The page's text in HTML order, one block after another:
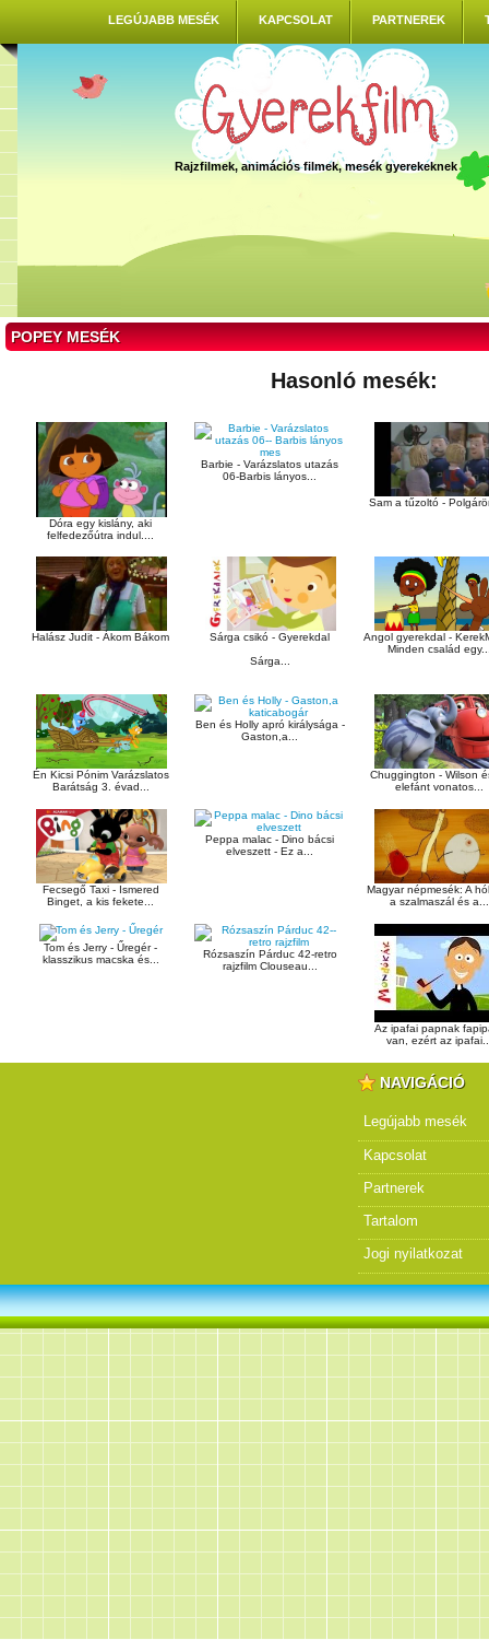
LEGÚJABB MESÉK KAPCSOLAT PARTNEREK
Rajzfilmek, animációs filmek, mesék gyerekeknek
POPEY MESÉK
Hasonló mesék:
Dóra egy kislány, aki
felfedezőútra indul....
Barbie - Varázslatos utazás
06-Barbis lányos...
Sam a tűzoltó -
Halász Judit - Ákom Bákom
Sárga csikó - Gyerekdal
Sárga...
Angol gyerekdal -
Minden család
Én Kicsi Pónim Varázslatos
Barátság 3. évad...
Ben és Holly apró királysága -
Gaston,a...
Chuggington - Wilson
elefánt vonatos...
Fecsegő Taxi - Ismered
Binget, a kis fekete...
Peppa malac - Dino bácsi
elveszett - Ez a...
Magyar népmesék: A
a szalmaszál és a...
Tom és Jerry - Űregér -
klasszikus macska és...
Rózsaszín Párduc 42-retro
rajzfilm Clouseau...
Az ipafai papnak
van, ezért az
NAVIGÁCIÓ
Legújabb mesék
Kapcsolat
Partnerek
Tartalom
Jogi nyilatkozat